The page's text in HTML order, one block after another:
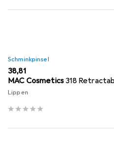
Schminkpinsel
EUR
38,81
MAC Cosmetics 318
Lippen